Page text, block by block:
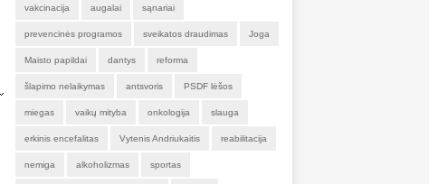
vakcinacija augalai sąnariai
prevencinės programos sveikatos draudimas Joga
Maisto papildai dantys reforma
šlapimo nelaikymas antsvoris PSDF lėšos
miegas vaikų mityba onkologija slauga
erkinis encefalitas Vytenis Andriukaitis reabilitacija
nemiga alkoholizmas sportas